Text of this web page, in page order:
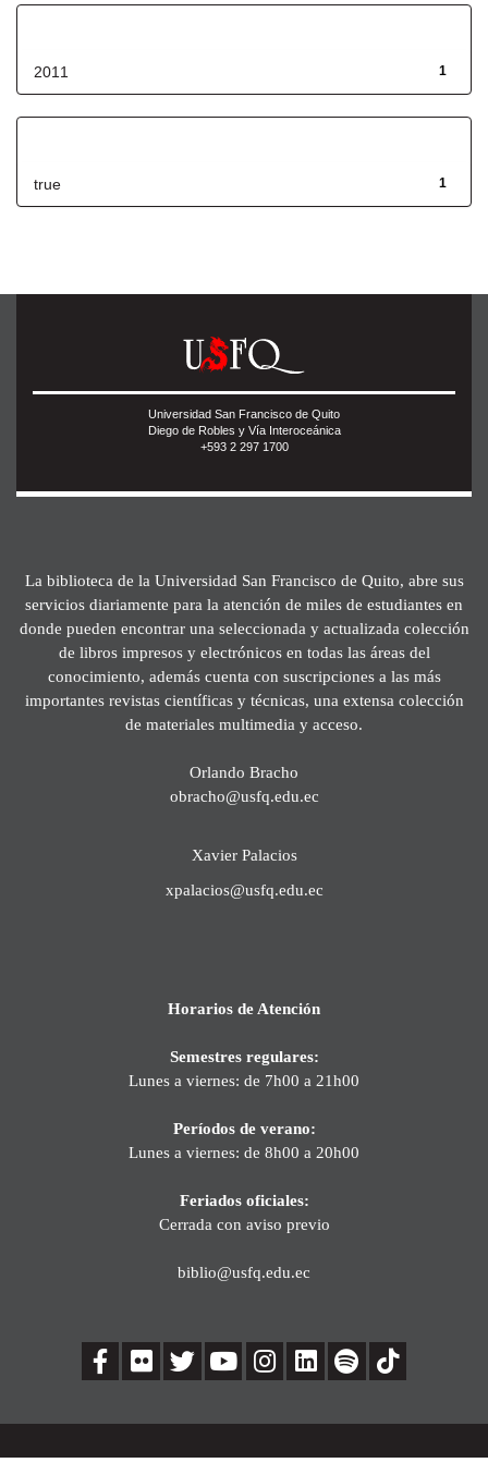
1
2011
1
true
Universidad San Francisco de Quito
Diego de Robles y Vía Interoceánica
+593 2 297 1700
La biblioteca de la Universidad San Francisco de Quito, abre sus
servicios diariamente para la atención de miles de estudiantes en
donde pueden encontrar una seleccionada y actualizada colección
de libros impresos y electrónicos en todas las áreas del
conocimiento, además cuenta con suscripciones a las más
importantes revistas científicas y técnicas, una extensa colección
de materiales multimedia y acceso.
Orlando Bracho
obracho@usfq.edu.ec
Xavier Palacios
xpalacios@usfq.edu.ec
Horarios de Atención
Semestres regulares:
Lunes a viernes: de 7h00 a 21h00
Períodos de verano:
Lunes a viernes: de 8h00 a 20h00
Feriados oficiales:
Cerrada con aviso previo
biblio@usfq.edu.ec